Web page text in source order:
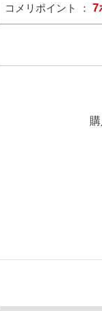
コメリポイント ： 7